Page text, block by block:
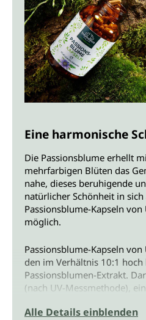
Eine harmonische
Die Passionsblume erhellt
mehrfarbigen Blüten das
nahe, dieses beruhigende
natürlicher Schönheit in
Passionsblume-Kapseln
möglich.
Passionsblume-Kapseln
den im Verhältnis 10:1
Passionsblumen-Extrakt.
(nach UV-Messmethode),
Alle Details einblenden